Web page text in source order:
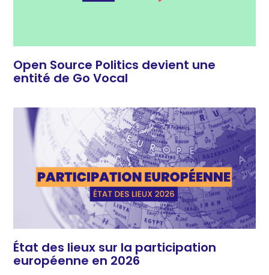
Open Source Politics devient une
entité de Go Vocal
État des lieux sur la participation
européenne en 2026